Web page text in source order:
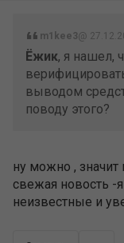
m1kee3 @
Ёжик, я нашел,
выводом
поводу этого?
ну можно ,
свежая новость -
неизвестные и